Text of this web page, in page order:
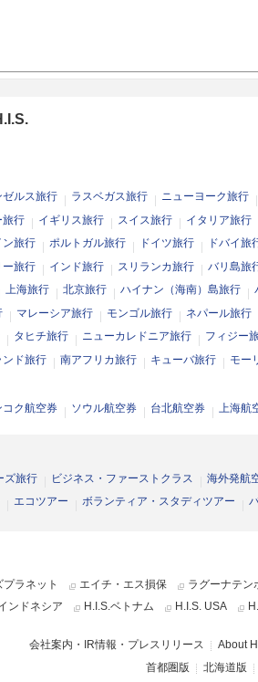
ゼルス旅行 ラスベガス旅行
ニューヨーク旅行
旅行 イギリス旅行 スイス旅行
イタリア旅行
ン旅行 ポルトガル旅行 ドイツ旅行
ドバイ旅
ー旅行 インド旅行 スリランカ旅行
バリ島旅
上海旅行 北京旅行 ハイナン（海南）島旅行
マレーシア旅行 モンゴル旅行
ネパール旅行
タヒチ旅行 ニューカレドニア旅行
フィジー
ンド旅行 南アフリカ旅行 キューバ旅行 モー
コク航空券 ソウル航空券 台北航空券 上海航
ズ旅行 ビジネス・ファーストクラス
海外発航
エコツアー ボランティア・スタディツアー
プラネット エイチ・エス損保
ラグーナテン
ンドネシア H.I.S.ベトナム H.I.S. USA
会社案内・IR情報・プレスリリース
About
首都圏版
北海道版